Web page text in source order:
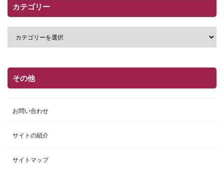
カテゴリー
その他
お問い合わせ
サイトの紹介
サイトマップ